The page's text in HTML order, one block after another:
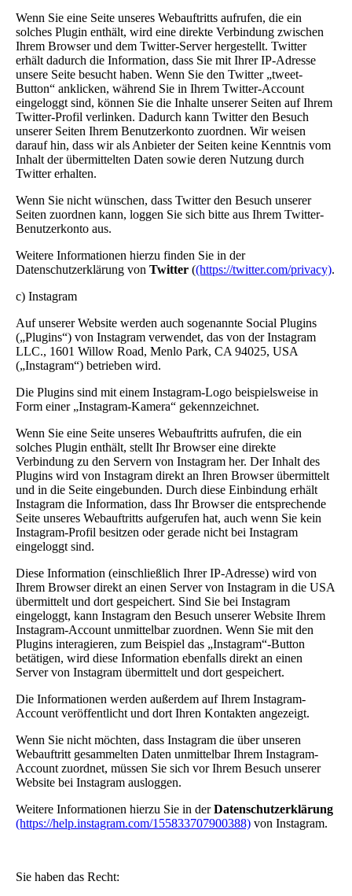
Wenn Sie eine Seite unseres Webauftritts aufrufen, die ein
solches Plugin enthält, wird eine direkte Verbindung zwischen
Ihrem Browser und dem Twitter-Server hergestellt. Twitter
erhält dadurch die Information, dass Sie mit Ihrer IP-Adresse
unsere Seite besucht haben. Wenn Sie den Twitter „tweet-
Button“ anklicken, während Sie in Ihrem Twitter-Account
eingeloggt sind, können Sie die Inhalte unserer Seiten auf Ihrem
Twitter-Profil verlinken. Dadurch kann Twitter den Besuch
unserer Seiten Ihrem Benutzerkonto zuordnen. Wir weisen
darauf hin, dass wir als Anbieter der Seiten keine Kenntnis vom
Inhalt der übermittelten Daten sowie deren Nutzung durch
Twitter erhalten.
Wenn Sie nicht wünschen, dass Twitter den Besuch unserer
Seiten zuordnen kann, loggen Sie sich bitte aus Ihrem Twitter-
Benutzerkonto aus.
Weitere Informationen hierzu finden Sie in der
Datenschutzerklärung von Twitter ((https://twitter.com/privacy).
c) Instagram
Auf unserer Website werden auch sogenannte Social Plugins
(„Plugins“) von Instagram verwendet, das von der Instagram
LLC., 1601 Willow Road, Menlo Park, CA 94025, USA
(„Instagram“) betrieben wird.
Die Plugins sind mit einem Instagram-Logo beispielsweise in
Form einer „Instagram-Kamera“ gekennzeichnet.
Wenn Sie eine Seite unseres Webauftritts aufrufen, die ein
solches Plugin enthält, stellt Ihr Browser eine direkte
Verbindung zu den Servern von Instagram her. Der Inhalt des
Plugins wird von Instagram direkt an Ihren Browser übermittelt
und in die Seite eingebunden. Durch diese Einbindung erhält
Instagram die Information, dass Ihr Browser die entsprechende
Seite unseres Webauftritts aufgerufen hat, auch wenn Sie kein
Instagram-Profil besitzen oder gerade nicht bei Instagram
eingeloggt sind.
Diese Information (einschließlich Ihrer IP-Adresse) wird von
Ihrem Browser direkt an einen Server von Instagram in die USA
übermittelt und dort gespeichert. Sind Sie bei Instagram
eingeloggt, kann Instagram den Besuch unserer Website Ihrem
Instagram-Account unmittelbar zuordnen. Wenn Sie mit den
Plugins interagieren, zum Beispiel das „Instagram“-Button
betätigen, wird diese Information ebenfalls direkt an einen
Server von Instagram übermittelt und dort gespeichert.
Die Informationen werden außerdem auf Ihrem Instagram-
Account veröffentlicht und dort Ihren Kontakten angezeigt.
Wenn Sie nicht möchten, dass Instagram die über unseren
Webauftritt gesammelten Daten unmittelbar Ihrem Instagram-
Account zuordnet, müssen Sie sich vor Ihrem Besuch unserer
Website bei Instagram ausloggen.
Weitere Informationen hierzu Sie in derDatenschutzerklärung
(https://help.instagram.com/155833707900388) von Instagram.
Sie haben das Recht: